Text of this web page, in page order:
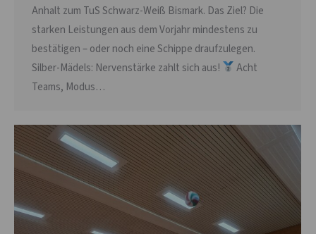
Anhalt zum TuS Schwarz-Weiß Bismark. Das Ziel? Die
starken Leistungen aus dem Vorjahr mindestens zu
bestätigen – oder noch eine Schippe draufzulegen.
Silber-Mädels: Nervenstärke zahlt sich aus!
Acht
Teams, Modus…